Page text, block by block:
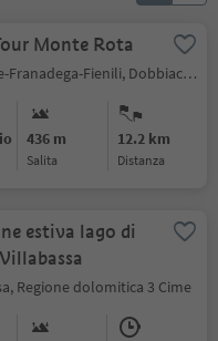
Monte Rota
Gandelle-Franadega-Fienili, Dobbiaco, Regione dolomitica 3 Cime
436 m
Salita
12.2 km
distanza
estiva lago di
Regione dolomitica 3 Cime